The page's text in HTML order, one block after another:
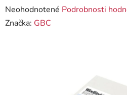
Priemerné
hodnotenie
Neohodnotené Podrobnosti
Značka: GBC